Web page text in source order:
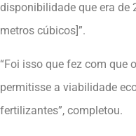
disponibilidade que era de
metros cúbicos]”.
“Foi isso que fez com que
permitisse a viabilidade
fertilizantes”, completou.